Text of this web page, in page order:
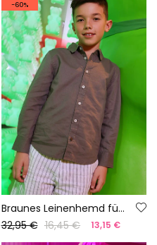
-60%
Braunes Leinenhemd für Kinder
32,95 € 16,45 € 13,15 €